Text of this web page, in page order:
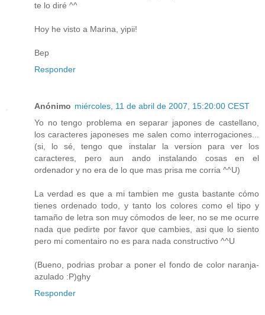
te lo diré ^^
Hoy he visto a Marina, yipii!
Bep
Responder
Anónimo miércoles, 11 de abril de 2007, 15:20:00 CEST
Yo no tengo problema en separar japones de castellano,
los caracteres japoneses me salen como interrogaciones...
(si, lo sé, tengo que instalar la version para ver los
caracteres, pero aun ando instalando cosas en el
ordenador y no era de lo que mas prisa me corria ^^U)
La verdad es que a mi tambien me gusta bastante cómo
tienes ordenado todo, y tanto los colores como el tipo y
tamaño de letra son muy cómodos de leer, no se me ocurre
nada que pedirte por favor que cambies, asi que lo siento
pero mi comentairo no es para nada constructivo ^^U
(Bueno, podrias probar a poner el fondo de color naranja-
azulado :P)ghy
Responder